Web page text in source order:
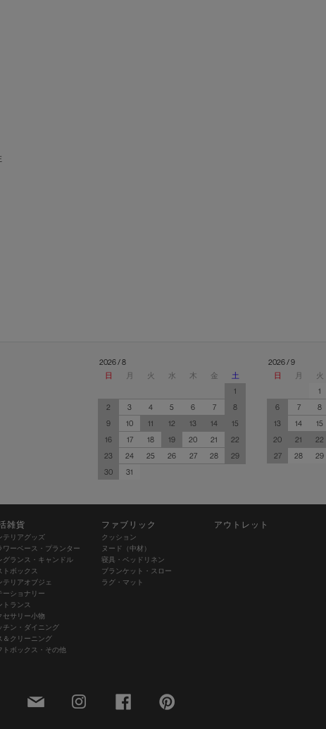
2026 / 8
日
月 火 水 木 金
土
1
2
3 4 5 6 7
8
9
10 11 12 13 14
15
16
17 18 19 20 21
22
23
24 25 26 27 28
29
30
31
2026 / 9
日
月 火
1
6
7 8
13
14 15
20
21 22
27
28 29
雑貨
テリアグッズ
ワーベース・プランター
グランス・キャンドル
トボックス
テリアオブジェ
ーショナリー
トランス
セサリー小物
チン・ダイニング
＆クリーニング
トボックス・その他
ファブリック
クッション
ヌード（中材）
寝具・ベッドリネン
ブランケット・スロー
ラグ・マット
アウトレット